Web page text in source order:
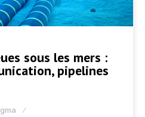
sous les mers :
pipelines